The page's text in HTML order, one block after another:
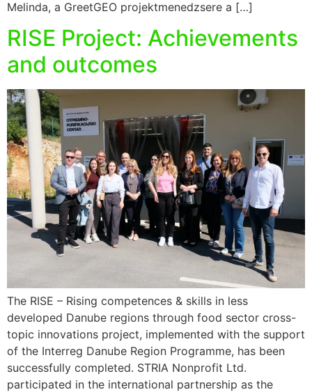
Melinda, a GreetGEO projektmenedzsere a […]
RISE Project: Achievements
and outcomes
The RISE – Rising competences & skills in less
developed Danube regions through food sector cross-
topic innovations project, implemented with the support
of the Interreg Danube Region Programme, has been
successfully completed. STRIA Nonprofit Ltd.
participated in the international partnership as the